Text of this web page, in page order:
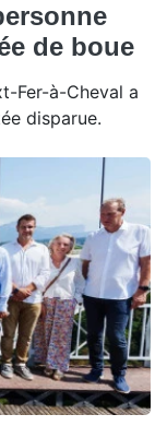
de boue
Fer-à-Cheval a
disparue.